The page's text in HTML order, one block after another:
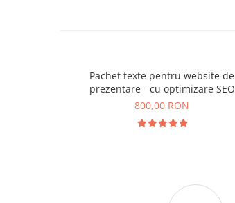
Pachet texte pentru website de
prezentare - cu optimizare SEO
800,00 RON